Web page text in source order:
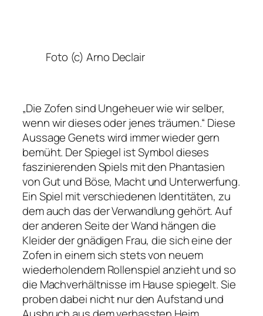
Foto (c) Arno Declair
„Die Zofen sind Ungeheuer wie wir selber,
wenn wir dieses oder jenes träumen.“ Diese
Aussage Genets wird immer wieder gern
bemüht. Der Spiegel ist Symbol dieses
faszinierenden Spiels mit den Phantasien
von Gut und Böse, Macht und Unterwerfung.
Ein Spiel mit verschiedenen Identitäten, zu
dem auch das der Verwandlung gehört. Auf
der anderen Seite der Wand hängen die
Kleider der gnädigen Frau, die sich eine der
Zofen in einem sich stets von neuem
wiederholendem Rollenspiel anzieht und so
die Machverhältnisse im Hause spiegelt. Sie
proben dabei nicht nur den Aufstand und